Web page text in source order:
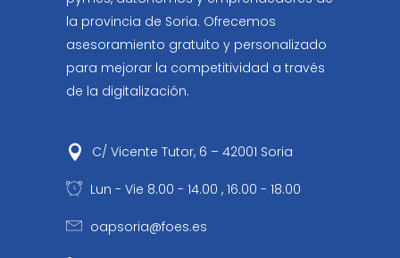
la provincia de Soria. Ofrecemos
asesoramiento gratuito y personalizado
para mejorar la competitividad a través
de la digitalización.
C/ Vicente Tutor, 6 – 42001 Soria
Lun - Vie 8.00 - 14.00 , 16.00 - 18.00
oapsoria@foes.es